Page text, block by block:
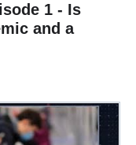
1 - Is
and a